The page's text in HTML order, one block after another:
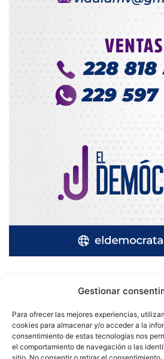
Gestionar
Para ofrecer las mejores experiencias,
cookies para almacenar y/o acceder a la
consentimiento de estas tecnologías nos
el comportamiento de navegación o las
derechos
|Aviso de Privacidad|Política de